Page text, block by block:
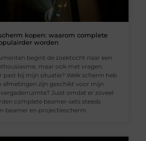
kopen: waarom complete
worden
begint de zoektocht naar een
maar ook met vragen.
past bij mijn situatie? Welk scherm heb
afmetingen zijn geschikt voor mijn
Juist omdat er zoveel
complete beamer-sets steeds
beamer en projectiescherm